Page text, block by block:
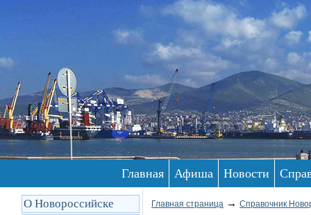
Главная Афиша Новости
О Новороссийске
Главная страница → Справочник